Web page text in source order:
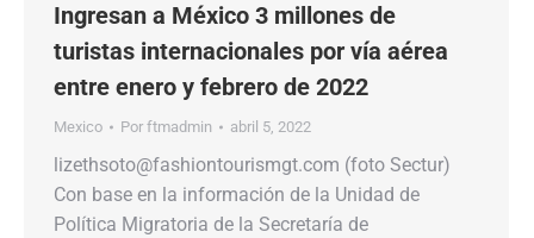
Ingresan a México 3 millones de
turistas internacionales por vía aérea
entre enero y febrero de 2022
Mexico Por ftmadmin abril 5, 2022
lizethsoto@fashiontourismgt.com (foto Sectur)
Con base en la información de la Unidad de
Política Migratoria de la Secretaría de